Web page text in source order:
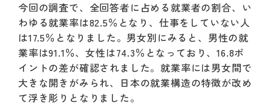
今回の調査で、全回答者に占める就業者の割合、い
わゆる就業率は82.5％となり、仕事をしていない人
は17.5％となりました。男女別にみると、男性の就
業率は91.1％、女性は74.3％となっており、16.8ポ
イントの差が確認されました。就業率には男女間で
大きな開きがみられ、日本の就業構造の特徴が改め
て浮き彫りとなりました。